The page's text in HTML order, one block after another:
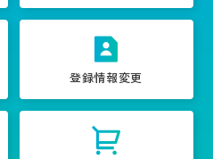
登録情報変更